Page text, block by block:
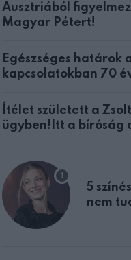
Ausztriából
Magyar Pétert!
Egészséges határok
kapcsolatokban 70
Ítélet született a
ügyben!Itt a bíróság
5
nem